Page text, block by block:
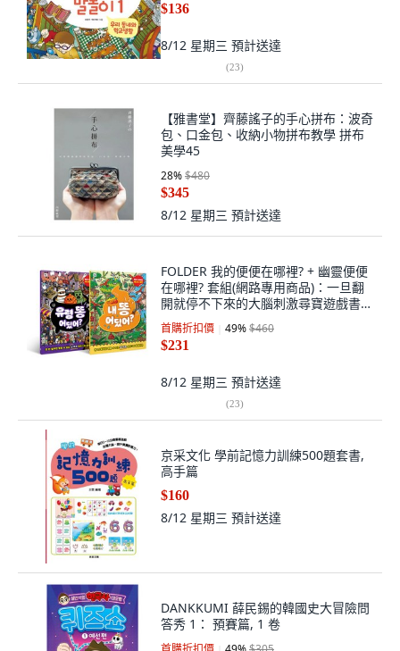
$136
8/12 星期三 預計送達
(23)
【雅書堂】齊藤謠子的手心拼布：波奇
包、口金包、收納小物拼布教學 拼布
美學45
28%$480
$345
8/12 星期三 預計送達
FOLDER 我的便便在哪裡? + 幽靈便便
在哪裡? 套組(網路專用商品)：一旦翻
開就停不下來的大腦刺激尋寶遊戲書,
參考商品詳細說明
首購折扣價 49%$460
$231
8/12 星期三 預計送達
(23)
京采文化 學前記憶力訓練500題套書,
高手篇
$160
8/12 星期三 預計送達
DANKKUMI 薛民錫的韓國史大冒險問
答秀 1： 預賽篇, 1 卷